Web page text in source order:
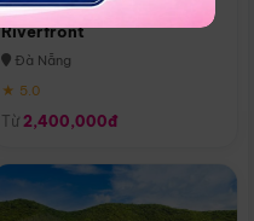
Melia Vinpearl Danang
Riverfront
Đà Nẵng
★ 5.0
Từ 2,400,000đ